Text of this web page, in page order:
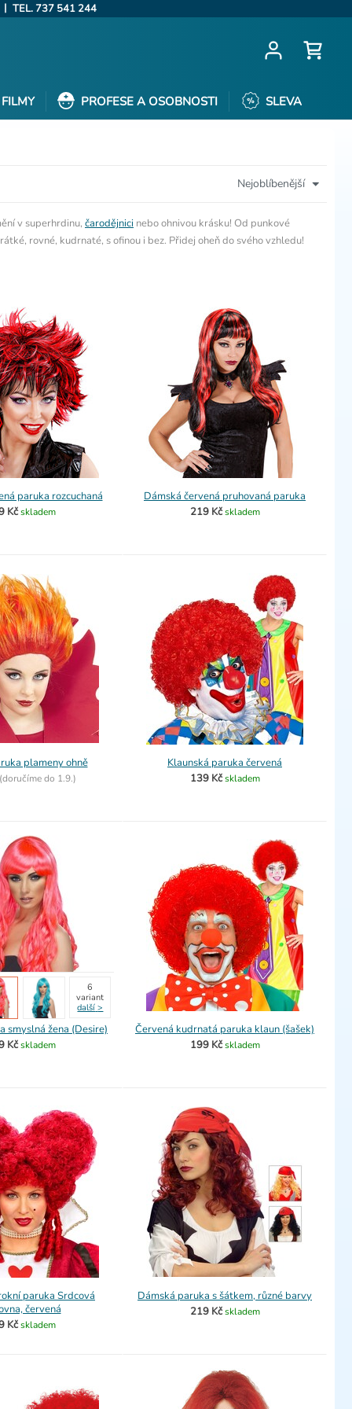
| TEL. 737 541 244
PROFESE A OSOBNOSTI SLEVA
Nejoblíbenější
v superhrdinu, čarodějnici nebo ohnivou krásku! Od punkové
rovné, kudrnaté, s ofinou i bez. Přidej oheň do svého vzhledu!
paruka rozcuchaná
Kč skladem
Dámská červená pruhovaná paruka
219 Kč skladem
plameny ohně
(doručíme do 1.9.)
Klaunská paruka červená
139 Kč skladem
6
variant
další >
smyslná žena (Desire)
Kč skladem
Červená kudrnatá paruka klaun (šašek)
199 Kč skladem
paruka Srdcová
červená
Kč skladem
Dámská paruka s šátkem, různé barvy
219 Kč skladem